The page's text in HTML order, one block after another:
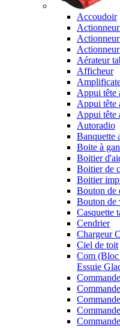
Accoudoir
Aérateur
Afficheur
Appui tête
Appui tête
Appui tête
Autoradio
Banquette
Boite à
Boitier
Boitier de
Boitier
Bouton de
Bouton de
Casquette
Cendrier
Chargeur
Ciel de toit
Com (Bloc
Essuie